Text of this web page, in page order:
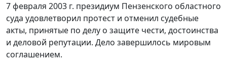
7 февраля 2003 г. президиум Пензенского областного
суда удовлетворил протест и отменил судебные
акты, принятые по делу о защите чести, достоинства
и деловой репутации. Дело завершилось мировым
соглашением.